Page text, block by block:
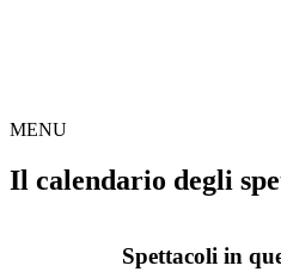
MENU
Il calendario degli
Spettacoli in